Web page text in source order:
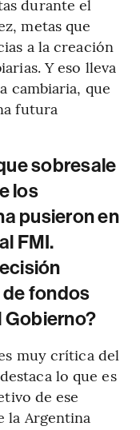
durante el
metas que
a la creación
Y eso lleva
cambiaria, que
futura
sobresale
los
pusieron en
FMI.
fondos
Gobierno?
muy crítica del
lo que es
de ese
la Argentina